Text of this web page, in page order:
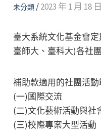
未分類/2023 年 1 月 18 日
臺大系統文化基金會
臺師大、臺科大)各社
補助款適用的社團活動
(一)國際交流
(二)文化藝術活動與社
(三)校際專案大型活動